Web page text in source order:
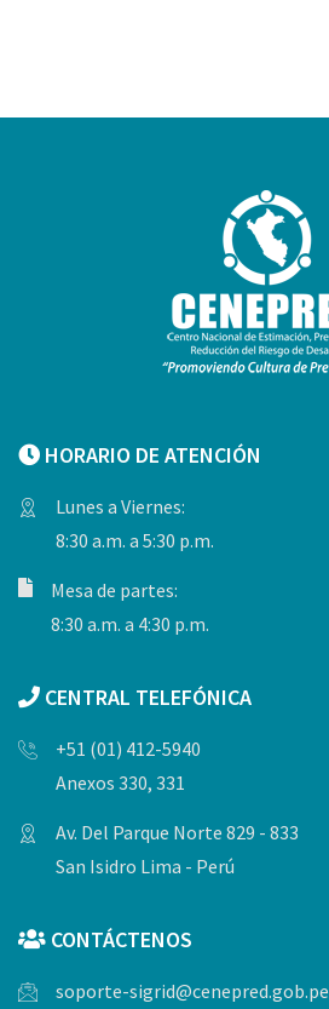
HORARIO DE ATENCIÓN
Lunes a Viernes:
8:30 a.m. a 5:30 p.m.
Mesa de partes:
8:30 a.m. a 4:30 p.m.
CENTRAL TELEFÓNICA
+51 (01) 412-5940
Anexos 330, 331
Av. Del Parque Norte 829 - 833
San Isidro Lima - Perú
CONTÁCTENOS
soporte-sigrid@cenepred.gob.pe